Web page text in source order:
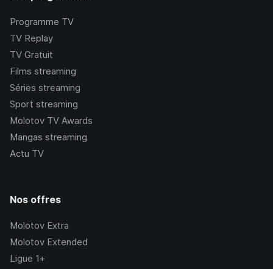
Programme TV
TV Replay
TV Gratuit
Films streaming
Séries streaming
Sport streaming
Molotov TV Awards
Mangas streaming
Actu TV
Nos offres
Molotov Extra
Molotov Extended
Ligue 1+